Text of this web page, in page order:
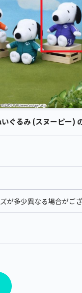
ぐるみ (スヌーピー)
多少異なる場合がござ